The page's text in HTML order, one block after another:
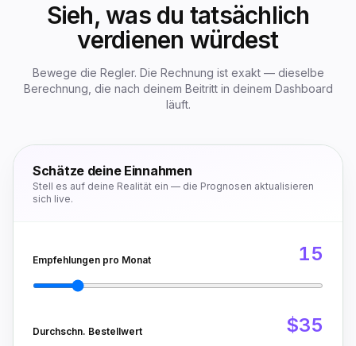
Sieh, was du tatsächlich
verdienen würdest
Bewege die Regler. Die Rechnung ist exakt — dieselbe
Berechnung, die nach deinem Beitritt in deinem Dashboard
läuft.
Schätze deine Einnahmen
Stell es auf deine Realität ein — die Prognosen aktualisieren
sich live.
Empfehlungen pro Monat 15
Durchschn. Bestellwert $35